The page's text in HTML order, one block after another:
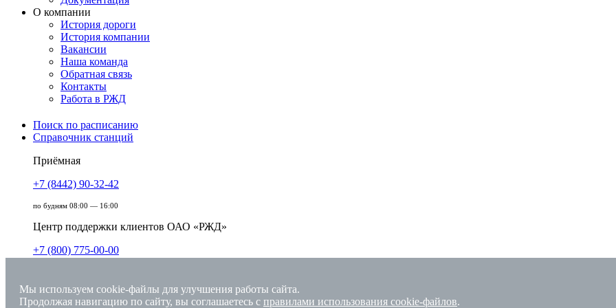
О компании
История дороги
История компании
Вакансии
Наша команда
Обратная связь
Контакты
Работа в РЖД
Поиск по расписанию
Справочник станций
Приёмная
+7 (8442) 90-32-42
по будням 08:00 — 16:00
Центр поддержки клиентов ОАО «РЖД»
+7 (800) 775-00-00
Единый номер вызова экстренных служб
Мы используем cookie-файлы для улучшения работы сайта.
Продолжая навигацию по сайту, вы соглашаетесь с правилами использования cookie-файлов.